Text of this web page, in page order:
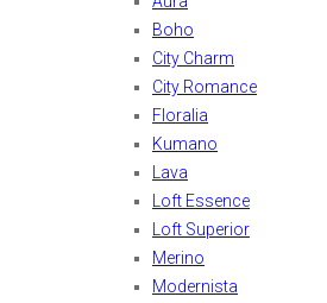
Boho
City Charm
City Romance
Floralia
Kumano
Lava
Loft Essence
Loft Superior
Merino
Modernista